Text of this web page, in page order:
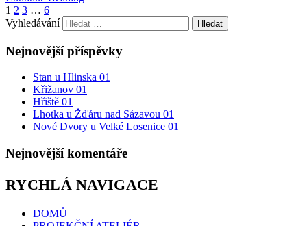
1 2 3 … 6
Vyhledávání
Nejnovější příspěvky
Stan u Hlinska 01
Křižanov 01
Hřiště 01
Lhotka u Žďáru nad Sázavou 01
Nové Dvory u Velké Losenice 01
Nejnovější komentáře
RYCHLÁ NAVIGACE
DOMŮ